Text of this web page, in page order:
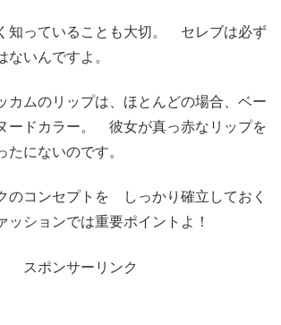
知っていることも大切。 セレブは必ず
ないんですよ。
カムのリップは、ほとんどの場合、ベー
ードカラー。 彼女が真っ赤なリップを
たにないのです。
のコンセプトを しっかり確立しておく
ッションでは重要ポイントよ！
スポンサーリンク